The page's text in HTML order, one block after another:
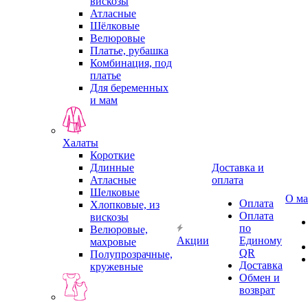
Атласные
Шёлковые
Велюровые
Платье, рубашка
Комбинация, под
платье
Для беременных
и мам
Халаты
Короткие
Длинные
Атласные
Шелковые
Хлопковые, из
вискозы
Велюровые,
махровые
Полупрозрачные,
кружевные
Акции
Доставка и
оплата
Оплата
Оплата
по
Единому
QR
Доставка
Обмен и
возврат
О